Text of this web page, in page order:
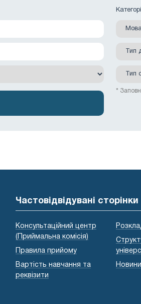
*
Частовідвідувані сторінки
Консультаційний центр
(Приймальна комісія)
Правила прийому
Вартість навчання та
реквізити
Новини